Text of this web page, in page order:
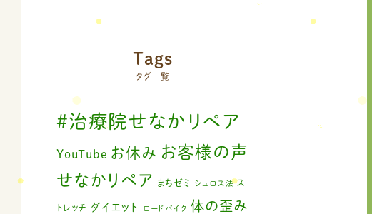
Tags
タグ一覧
#治療院せなかリペア
YouTube お休み お客様の声
せなかリペア まちゼミ シュロス法 ス
トレッチ ダイエット ロードバイク 体の歪み